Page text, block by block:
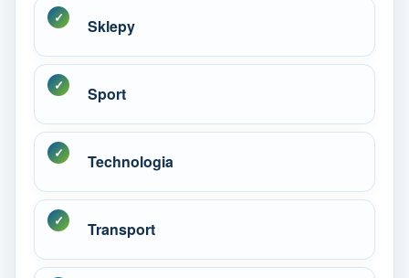
Sklepy
Sport
Technologia
Transport